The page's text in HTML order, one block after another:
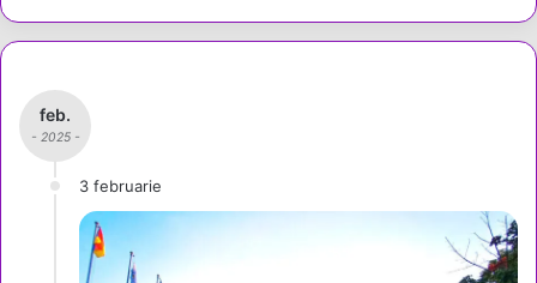
feb.
- 2025 -
3 februarie